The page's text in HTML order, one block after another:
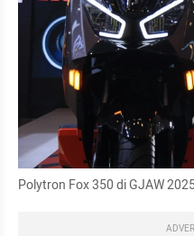
Polytron Fox 350 di GJAW